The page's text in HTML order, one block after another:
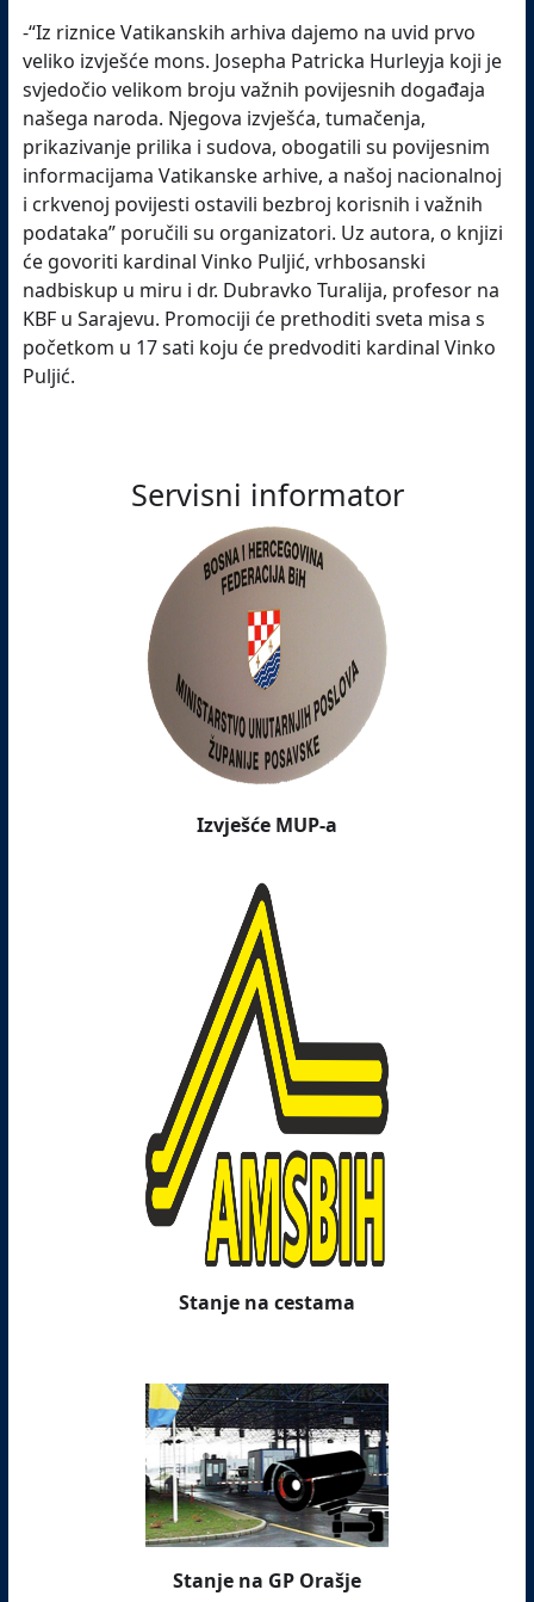
-“Iz riznice Vatikanskih arhiva dajemo na uvid prvo
veliko izvješće mons. Josepha Patricka Hurleyja koji je
svjedočio velikom broju važnih povijesnih događaja
našega naroda. Njegova izvješća, tumačenja,
prikazivanje prilika i sudova, obogatili su povijesnim
informacijama Vatikanske arhive, a našoj nacionalnoj
i crkvenoj povijesti ostavili bezbroj korisnih i važnih
podataka” poručili su organizatori. Uz autora, o knjizi
će govoriti kardinal Vinko Puljić, vrhbosanski
nadbiskup u miru i dr. Dubravko Turalija, profesor na
KBF u Sarajevu. Promociji će prethoditi sveta misa s
početkom u 17 sati koju će predvoditi kardinal Vinko
Puljić.
Servisni informator
Izvješće MUP-a
Stanje na cestama
Stanje na GP Orašje